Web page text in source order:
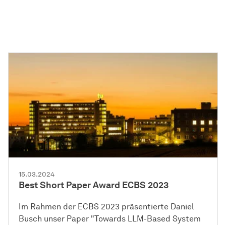
15.03.2024
Best Short Paper Award ECBS 2023
Im Rahmen der ECBS 2023 präsentierte Daniel
Busch unser Paper "Towards LLM-Based System